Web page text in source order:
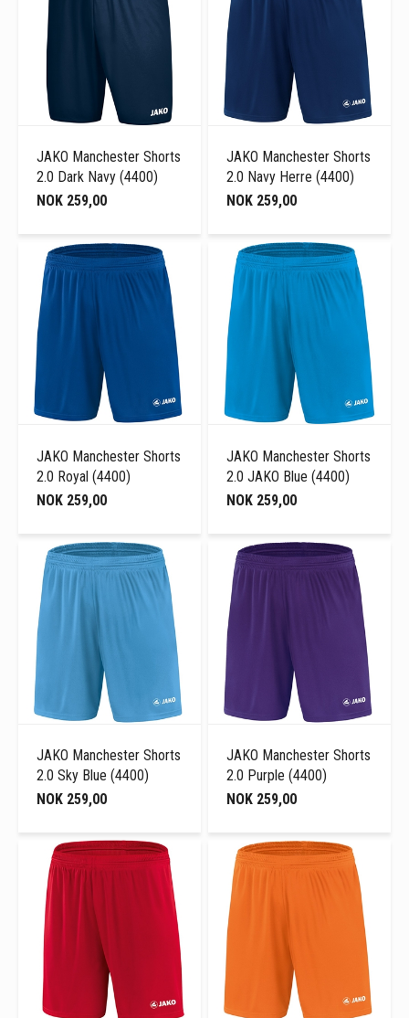
JAKO Manchester Shorts
2.0 Dark Navy (4400)
NOK 259,00
JAKO Manchester Shorts
2.0 Navy Herre (4400)
NOK 259,00
JAKO Manchester Shorts
2.0 Royal (4400)
NOK 259,00
JAKO Manchester Shorts
2.0 JAKO Blue (4400)
NOK 259,00
JAKO Manchester Shorts
2.0 Sky Blue (4400)
NOK 259,00
JAKO Manchester Shorts
2.0 Purple (4400)
NOK 259,00